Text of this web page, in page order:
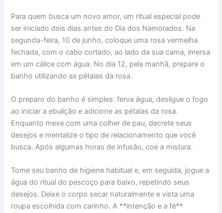
Para quem busca um novo amor, um ritual especial pode
ser iniciado dois dias antes do Dia dos Namorados. Na
segunda-feira, 10 de junho, coloque uma rosa vermelha
fechada, com o cabo cortado, ao lado da sua cama, imersa
em um cálice com água. No dia 12, pela manhã, prepare o
banho utilizando as pétalas da rosa.
O preparo do banho é simples: ferva água, desligue o fogo
ao iniciar a ebulição e adicione as pétalas da rosa.
Enquanto mexe com uma colher de pau, decrete seus
desejos e mentalize o tipo de relacionamento que você
busca. Após algumas horas de infusão, coe a mistura.
Tome seu banho de higiene habitual e, em seguida, jogue a
água do ritual do pescoço para baixo, repetindo seus
desejos. Deixe o corpo secar naturalmente e vista uma
roupa escolhida com carinho. A **intenção e a fé**